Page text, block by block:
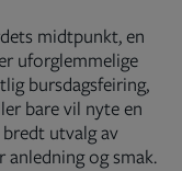
midtpunkt, en
uforglemmelige
bursdagsfeiring,
bare vil nyte en
utvalg av
og smak.